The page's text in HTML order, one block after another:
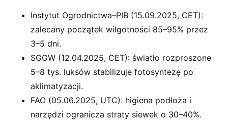
Instytut Ogrodnictwa–PIB (15.09.2025, CET):
zalecany początek wilgotności 85–95% przez
3–5 dni.
SGGW (12.04.2025, CET): światło rozproszone
5–8 tys. luksów stabilizuje fotosyntezę po
aklimatyzacji.
FAO (05.06.2025, UTC): higiena podłoża i
narzędzi ogranicza straty siewek o 30–40%.